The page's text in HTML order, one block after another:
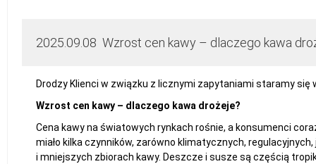
2025.09.08 Wzrost cen kawy – dlaczego kawa
Drodzy Klienci w związku z licznymi zapytaniami staramy
Wzrost cen kawy – dlaczego kawa drożeje?
Cena kawy na światowych rynkach rośnie, a konsumenci
miało kilka czynników, zarówno klimatycznych,
i mniejszych zbiorach kawy. Deszcze i susze są częścią